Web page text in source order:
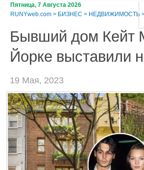
Пятница, 7 Августа 2026
RUNYweb.com > БИЗНЕС > НЕДВИЖИМОСТЬ
Бывший дом Кейт
Йорке выставили
19 Мая, 2023